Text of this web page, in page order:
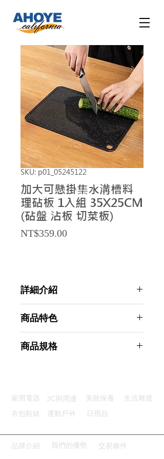
SKU: p01_05245122
加大可懸掛集水溝槽料
理砧板 1入組 35X25CM
(砧盤 沾板 切菜板)
NT$359.00Price
詳細介紹
商品特色
果汁溝槽：防止湯汁流到桌面
商品規格
商品型號：p01_05245122
主要材質：PP
商品重量(g)：373
產地名稱：中國大陸
家用電器 3C與周邊 美妝保養
生活雜貨
衣包鞋錶
運動戶外 日用品
品牌介紹 我們的優勢 交易條件